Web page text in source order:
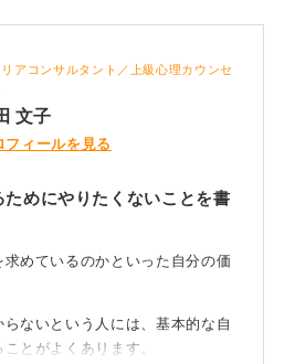
リアコンサルタント／上級心理カウンセ
文子
フィールを見る
ためにやりたくないことを書
めているのかといった自分の価
ないという人には、基本的な自
とがよくあります。